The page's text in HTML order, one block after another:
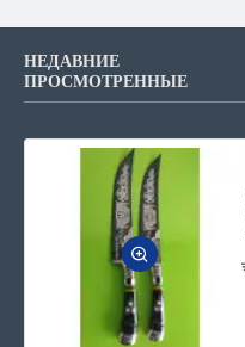
НЕДАВНИЕ
ПРОСМОТРЕННЫЕ